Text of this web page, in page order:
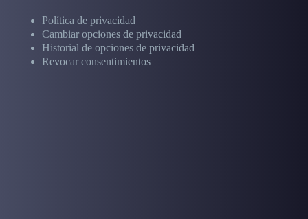
Política de privacidad
Cambiar opciones de privacidad
Historial de opciones de privacidad
Revocar consentimientos